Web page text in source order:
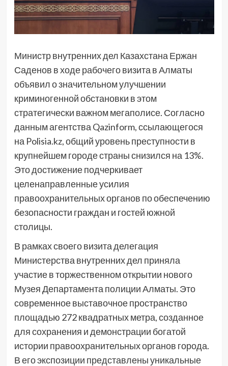
Министр внутренних дел Казахстана Ержан
Саденов в ходе рабочего визита в Алматы
объявил о значительном улучшении
криминогенной обстановки в этом
стратегически важном мегаполисе. Согласно
данным агентства Qazinform, ссылающегося
на Polisia.kz, общий уровень преступности в
крупнейшем городе страны снизился на 13%.
Это достижение подчеркивает
целенаправленные усилия
правоохранительных органов по обеспечению
безопасности граждан и гостей южной
столицы.
В рамках своего визита делегация
Министерства внутренних дел приняла
участие в торжественном открытии нового
Музея Департамента полиции Алматы. Это
современное выставочное пространство
площадью 272 квадратных метра, созданное
для сохранения и демонстрации богатой
истории правоохранительных органов города.
В его экспозиции представлены уникальные